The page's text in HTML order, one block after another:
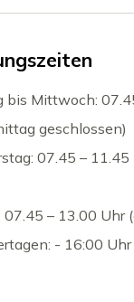
bis Mittwoch:
geschlossen)
07.45 –
07.45 – 13.00 Uhr
- 16:00 Uhr